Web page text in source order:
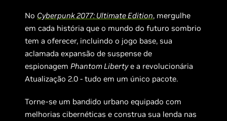
No Cyberpunk 2077: Ultimate Edition, mergulhe
em cada história que o mundo do futuro sombrio
tem a oferecer, incluindo o jogo base, sua
aclamada expansão de suspense de
espionagemPhantom Libertye a revolucionária
Atualização 2.0 - tudo em um único pacote.
Torne-se um bandido urbano equipado com
melhorias cibernéticas e construa sua lenda nas